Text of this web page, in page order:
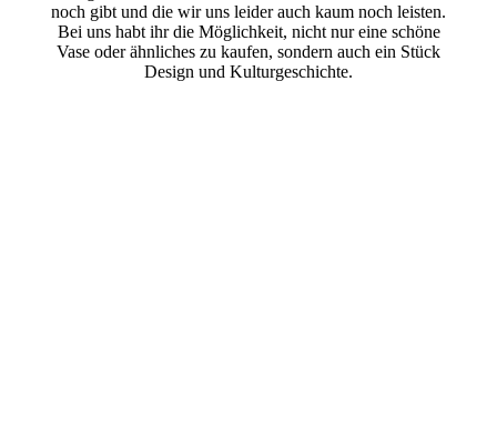
noch gibt und die wir uns leider auch kaum noch leisten.
Bei uns habt ihr die Möglichkeit, nicht nur eine schöne
Vase oder ähnliches zu kaufen, sondern auch ein Stück
Design und Kulturgeschichte.